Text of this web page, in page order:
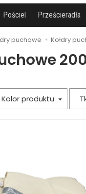
Pościel Prześcieradła
puchowe Kołdry
Kolor produktu